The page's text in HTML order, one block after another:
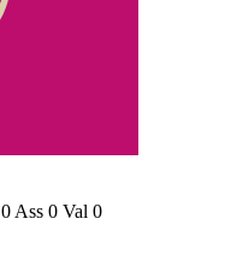
0 Ass 0 Val 0